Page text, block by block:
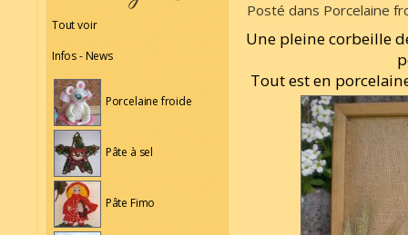
Tout voir
Infos - News
Porcelaine froide
Pâte à sel
Pâte Fimo
Posté dans Porcelaine
Une pleine corbeille
Tout est en